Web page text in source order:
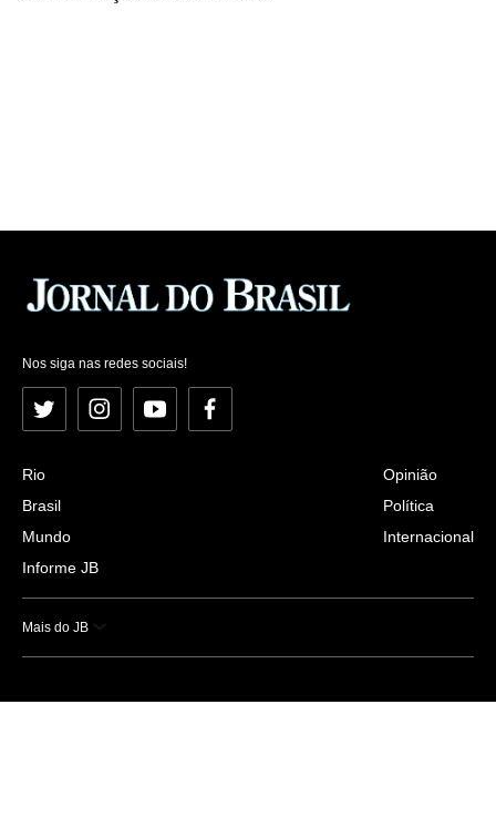
Nos siga nas redes sociais!
Twitter InstagramYouTubeFacebook
Rio
Brasil
Mundo
Informe JB
Opinião
Política
Internacional
Mais do JB
Esportes